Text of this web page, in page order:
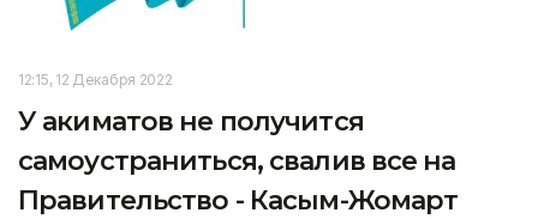
12:15, 12 Декабря 2022
У акиматов не получится
самоустраниться, свалив все на
Правительство - Касым-Жомарт